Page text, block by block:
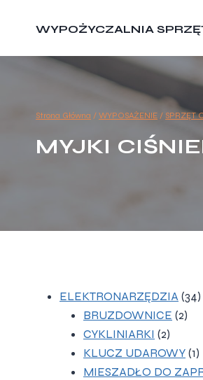
WYPOŻYCZALNIA
Strona Główna / WYPOSAŻENIE / SPRZĘT
MYJKI
ELEKTRONARZĘDZIA 3434
BRUZDOWNICE 22
CYKLINIARKI 22
KLUCZ UDAROWY 11
MIESZADŁO DO